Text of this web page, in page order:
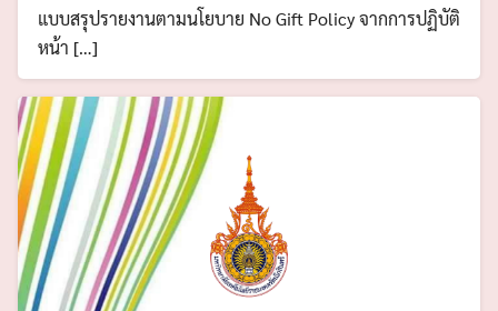
แบบสรุปรายงานตามนโยบาย No Gift Policy จากการปฏิบัติ
หน้า […]